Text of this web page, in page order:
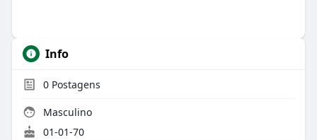
Info
0Postagens
Masculino
01-01-70